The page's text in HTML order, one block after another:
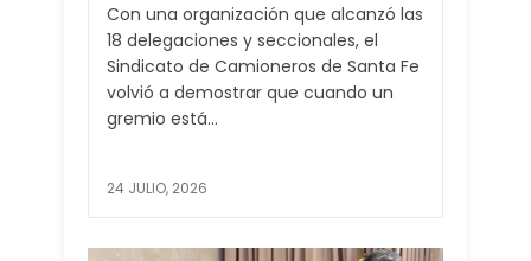
Con una organización que alcanzó las
18 delegaciones y seccionales, el
Sindicato de Camioneros de Santa Fe
volvió a demostrar que cuando un
gremio está...
24 JULIO, 2026